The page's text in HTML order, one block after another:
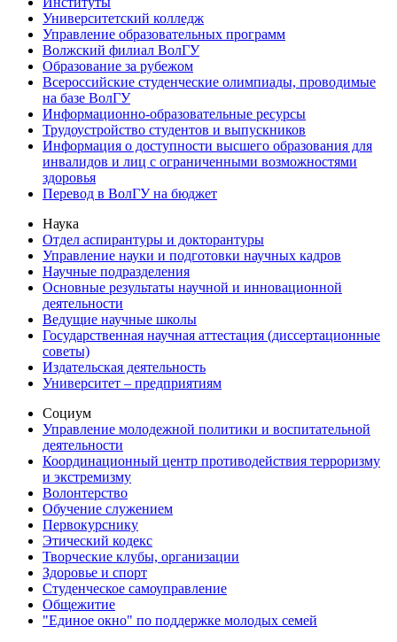
Университетский колледж
Управление образовательных программ
Волжский филиал ВолГУ
Образование за рубежом
Всероссийские студенческие олимпиады, проводимые
на базе ВолГУ
Информационно-образовательные ресурсы
Трудоустройство студентов и выпускников
Информация о доступности высшего образования для
инвалидов и лиц с ограниченными возможностями
здоровья
Перевод в ВолГУ на бюджет
Наука
Отдел аспирантуры и докторантуры
Управление науки и подготовки научных кадров
Научные подразделения
Основные результаты научной и инновационной
деятельности
Ведущие научные школы
Государственная научная аттестация (диссертационные
советы)
Издательская деятельность
Университет – предприятиям
Социум
Управление молодежной политики и воспитательной
деятельности
Координационный центр противодействия терроризму
и экстремизму
Волонтерство
Обучение служением
Первокурснику
Этический кодекс
Творческие клубы, организации
Здоровье и спорт
Студенческое самоуправление
Общежитие
"Единое окно" по поддержке молодых семей